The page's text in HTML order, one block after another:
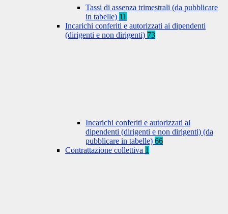
Tassi di assenza trimestrali (da pubblicare
in tabelle) 11
Incarichi conferiti e autorizzati ai dipendenti
(dirigenti e non dirigenti) 73
Incarichi conferiti e autorizzati ai
dipendenti (dirigenti e non dirigenti) (da
pubblicare in tabelle) 66
Contrattazione collettiva 1